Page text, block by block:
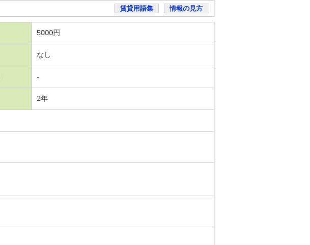
賃貸用語集 情報の見方
5000円
なし
-
2年